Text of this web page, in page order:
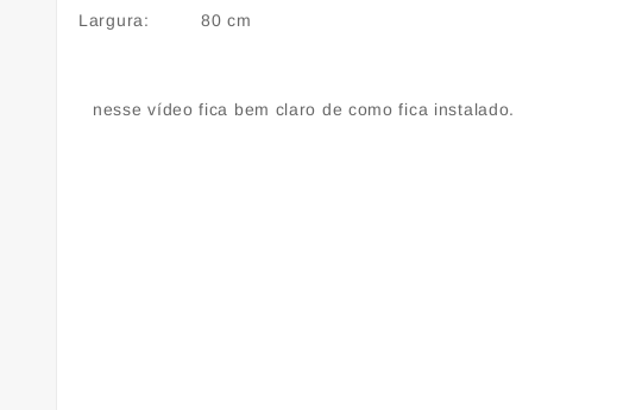
Largura:
80 cm
nesse vídeo fica bem claro de como fica instalado.